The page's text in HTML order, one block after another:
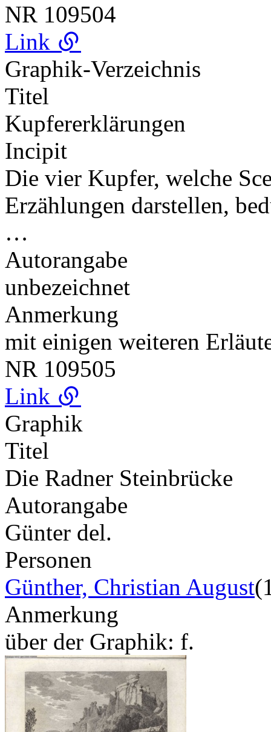
NR 109504
Link
Graphik-Verzeichnis
Titel
Kupfererklärungen
Incipit
Die vier Kupfer, welche
Erzählungen darstellen,
…
Autorangabe
unbezeichnet
Anmerkung
mit einigen weiteren
NR 109505
Link
Graphik
Titel
Die Radner Steinbrücke
Autorangabe
Günter del.
Personen
Günther, Christian August
Anmerkung
über der Graphik: f.